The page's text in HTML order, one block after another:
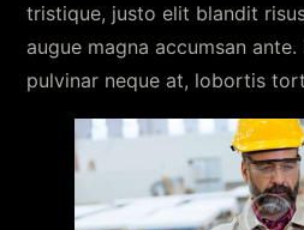
tristique, justo elit blandit
augue magna accumsan
pulvinar neque at, lobortis